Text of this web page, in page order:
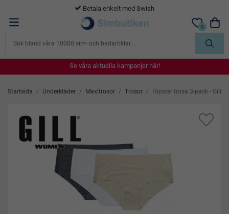
365 dagars öppet köp
0
Se våra aktuella kampanjer här!
Se våra aktuella kampanjer här!
Se våra aktuella kampanjer här!
Se våra aktuella kampanjer här!
Startsida / Underkläder / Maxitrosor / Trosor / Hipster trosa 3-pack - Gill